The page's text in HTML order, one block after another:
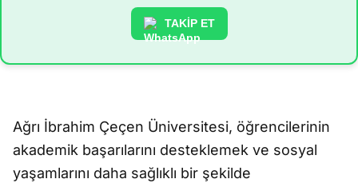
TAKİP ET
Ağrı İbrahim Çeçen Üniversitesi, öğrencilerinin
akademik başarılarını desteklemek ve sosyal
yaşamlarını daha sağlıklı bir şekilde